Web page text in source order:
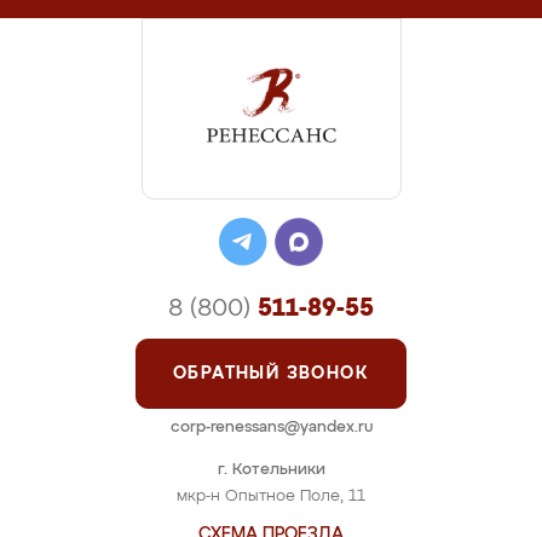
г. Котельники
мкр-н Опытное Поле, 11
8 (800) 511-89-55
ОБРАТНЫЙ ЗВОНОК
corp-renessans@yandex.ru